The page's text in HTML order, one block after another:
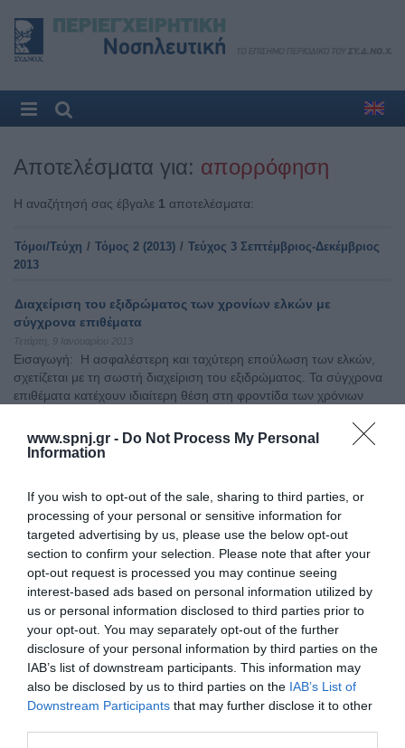
www.spnj.gr - Do Not Process My Personal
Information
If you wish to opt-out of the sale, sharing to third parties, or
processing of your personal or sensitive information for
targeted advertising by us, please use the below opt-out
section to confirm your selection. Please note that after your
opt-out request is processed you may continue seeing
interest-based ads based on personal information utilized by
us or personal information disclosed to third parties prior to
your opt-out. You may separately opt-out of the further
disclosure of your personal information by third parties on the
IAB’s list of downstream participants. This information may
also be disclosed by us to third parties on the IAB’s List of
Downstream Participants that may further disclose it to other
Αποτελέσματα για: απορρόφηση
Η αναζήτησή σας έβγαλε 1 αποτελέσματα:
Τόμοι/Τεύχη / Τόμος 2 (2013) / Τεύχος 3 Σεπτέμβριος-Δεκέμβριος
2013
Διαχείριση του εξιδρώματος των χρονίων ελκών με
σύγχρονα επιθέματα
Τετάρτη, 9 Ιανουαρίου 2013
Εισαγωγή: Η ασφαλέστερη και ταχύτερη επούλωση των ελκών,
σχετίζεται με τη σωστή διαχείριση του εξιδρώματος. Τα σύγχρονα
επιθέματα κατέχουν ιδιαίτερη θέση στη φροντίδα των χρόνιων
την απορροφητική τους ικανότητα ενώ οι διαφορές στην
κατασκευή τους, προσδίδει στα επιθέματα τα ιδιαίτερα
Καλωσόρισμα
Συντακτική Επιτροπή
Οδηγίες για συγγραφείς
Εθνική Αναγνώριση
Συγγραφείς